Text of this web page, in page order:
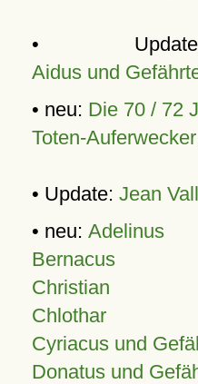
•
Aidus und
• neu: Die 70 / 72
Toten-Auferwecker
• Update: Jean
• neu: Adelinus
Bernacus
Christian
Chlothar
Cyriacus und
Donatus und